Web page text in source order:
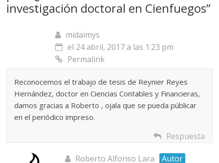
investigación doctoral en Cienfuegos”
midaimys
el 24 abril, 2017 a las 1:23 pm
Permalink
Reconocemos el trabajo de tesis de Reynier Reyes
Hernández, doctor en Ciencias Contables y Financieras,
damos gracias a Roberto , ojala que se pueda públicar
en el periódico impreso.
Respuesta
Roberto Alfonso Lara
Autor